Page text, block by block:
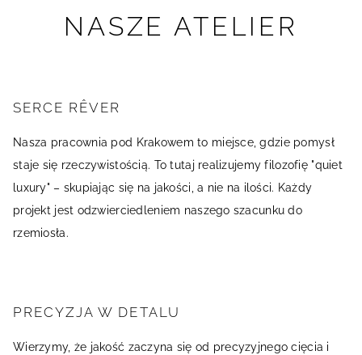
NASZE ATELIER
SERCE RÊVER
Nasza pracownia pod Krakowem to miejsce, gdzie pomysł
staje się rzeczywistością. To tutaj realizujemy filozofię "quiet
luxury" – skupiając się na jakości, a nie na ilości. Każdy
projekt jest odzwierciedleniem naszego szacunku do
rzemiosła.
PRECYZJA W DETALU
Wierzymy, że jakość zaczyna się od precyzyjnego cięcia i